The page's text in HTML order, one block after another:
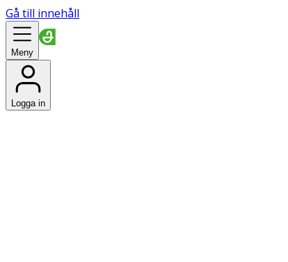
Gå till innehåll
Meny
Logga in